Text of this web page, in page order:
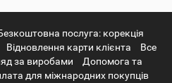
послуга: корекція
Відновлення карти клієнта
Все
за виробами
Допомога та
для міжнародних покупців